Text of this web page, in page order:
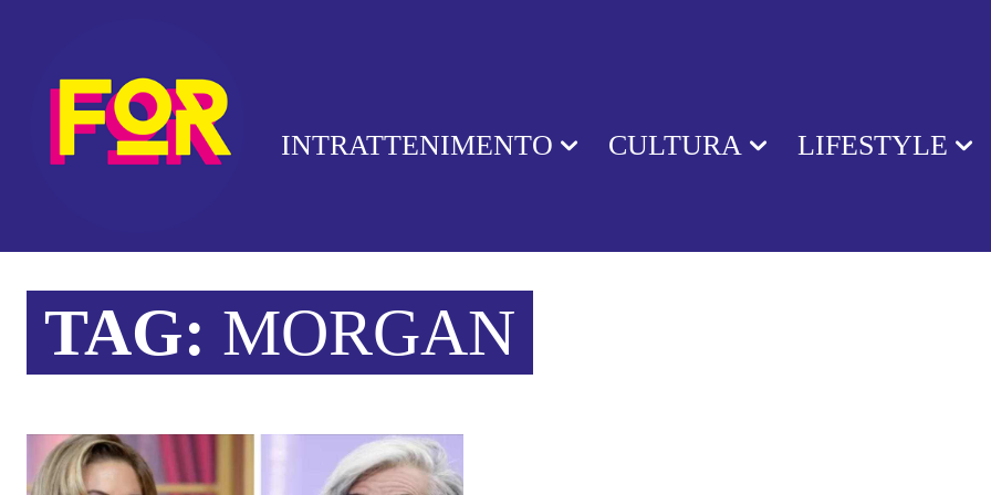
INTRATTENIMENTO CULTURA LIFESTYLE
TAG: MORGAN